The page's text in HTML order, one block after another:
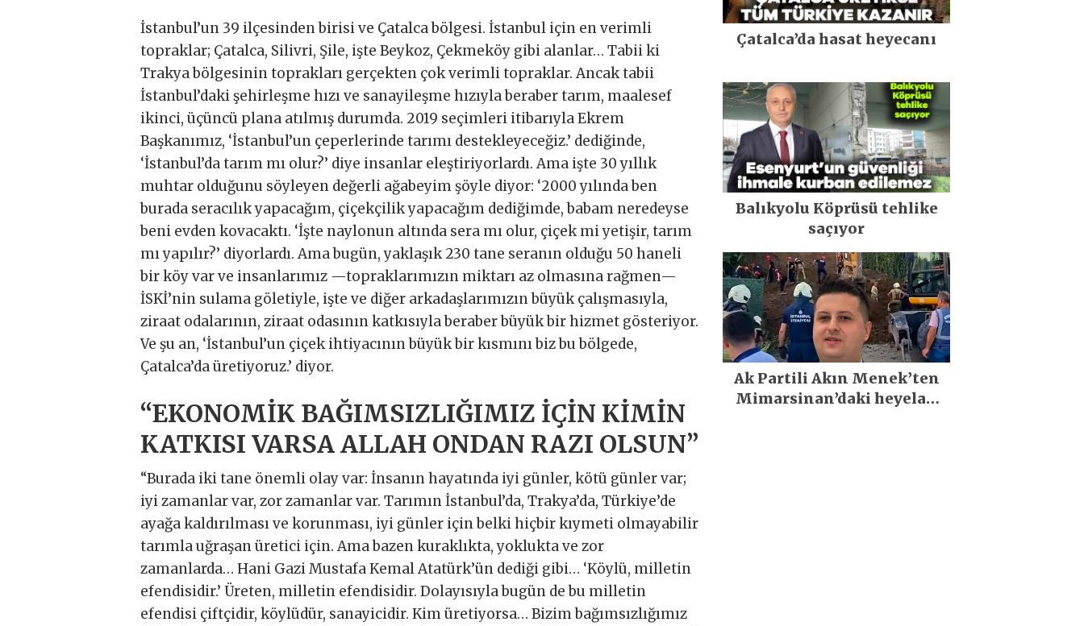
İstanbul’un 39 ilçesinden birisi ve Çatalca bölgesi. İstanbul için en verimli
topraklar; Çatalca, Silivri, Şile, işte Beykoz, Çekmeköy gibi alanlar… Tabii ki
Trakya bölgesinin toprakları gerçekten çok verimli topraklar. Ancak tabii
İstanbul’daki şehirleşme hızı ve sanayileşme hızıyla beraber tarım, maalesef
ikinci, üçüncü plana atılmış durumda. 2019 seçimleri itibarıyla Ekrem
Başkanımız, ‘İstanbul’un çeperlerinde tarımı destekleyeceğiz.’ dediğinde,
‘İstanbul’da tarım mı olur?’ diye insanlar eleştiriyorlardı. Ama işte 30 yıllık
muhtar olduğunu söyleyen değerli ağabeyim şöyle diyor: ‘2000 yılında ben
burada seracılık yapacağım, çiçekçilik yapacağım dediğimde, babam neredeyse
beni evden kovacaktı. ‘İşte naylonun altında sera mı olur, çiçek mi yetişir, tarım
mı yapılır?’ diyorlardı. Ama bugün, yaklaşık 230 tane seranın olduğu 50 haneli
bir köy var ve insanlarımız —topraklarımızın miktarı az olmasına rağmen—
İSKİ’nin sulama göletiyle, işte ve diğer arkadaşlarımızın büyük çalışmasıyla,
ziraat odalarının, ziraat odasının katkısıyla beraber büyük bir hizmet gösteriyor.
Ve şu an, ‘İstanbul’un çiçek ihtiyacının büyük bir kısmını biz bu bölgede,
Çatalca’da üretiyoruz.’ diyor.
“EKONOMİK BAĞIMSIZLIĞIMIZ İÇİN KİMİN
KATKISI VARSA ALLAH ONDAN RAZI OLSUN”
“Burada iki tane önemli olay var: İnsanın hayatında iyi günler, kötü günler var;
iyi zamanlar var, zor zamanlar var. Tarımın İstanbul’da, Trakya’da, Türkiye’de
ayağa kaldırılması ve korunması, iyi günler için belki hiçbir kıymeti olmayabilir
tarımla uğraşan üretici için. Ama bazen kuraklıkta, yoklukta ve zor
zamanlarda… Hani Gazi Mustafa Kemal Atatürk’ün dediği gibi… ‘Köylü, milletin
efendisidir.’ Üreten, milletin efendisidir. Dolayısıyla bugün de bu milletin
efendisi çiftçidir, köylüdür, sanayicidir. Kim üretiyorsa… Bizim bağımsızlığımız
Çatalca’da hasat heyecanı
Balıkyolu Köprüsü tehlike
saçıyor
Ak Partili Akın Menek’ten
Mimarsinan’daki heyelan